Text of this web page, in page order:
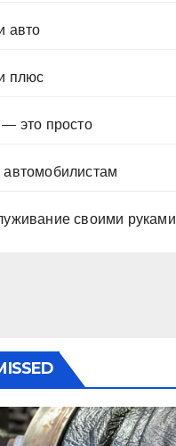
авто
плюс
это просто
своими руками